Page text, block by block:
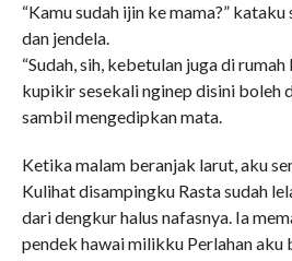
“Kamu sudah ijin ke mama?”
dan jendela.
“Sudah, sih, kebetulan juga di
kupikir sesekali nginep disini boleh
sambil mengedipkan mata.
Ketika malam beranjak larut, aku
Kulihat disampingku Rasta sudah
dari dengkur halus nafasnya. Ia
pendek hawai milikku Perlahan